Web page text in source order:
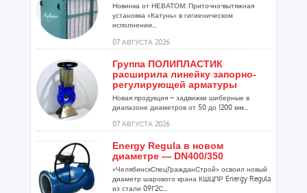
Новинка от НЕВАТОМ: Приточно-вытяжная
установка «Катунь» в гигиеническом
исполнении...
07 АВГУСТА 2026
Группа ПОЛИПЛАСТИК
расширила линейку запорно-
регулирующей арматуры
Новая продукция – задвижки шиберные в
диапазоне диаметров от 50 до 1200 мм...
07 АВГУСТА 2026
Energy Regula в новом
диаметре — DN400/350
«ЧелябинскСпецГражданСтрой» освоил новый
диаметр шарового крана КШЦПР Energy Regula
из стали 09Г2С...